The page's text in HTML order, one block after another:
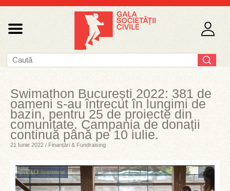
Swimathon București 2022: 381 de
oameni s-au întrecut în lungimi de
bazin, pentru 25 de proiecte din
comunitate. Campania de donații
continuă până pe 10 iulie.
21 Iunie 2022 / Finanțări & Fundraising